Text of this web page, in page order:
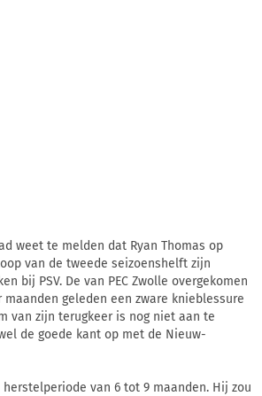
weet te melden dat Ryan Thomas op
van de tweede seizoenshelft zijn
bij PSV. De van PEC Zwolle overgekomen
geleden een zware knieblessure
van zijn terugkeer is nog niet aan te
de goede kant op met de Nieuw-
herstelperiode van 6 tot 9 maanden. Hij zou